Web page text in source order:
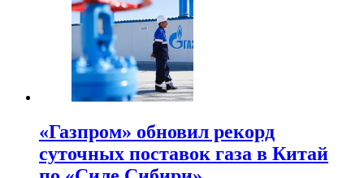
«Газпром» обновил рекорд
суточных поставок газа в Китай